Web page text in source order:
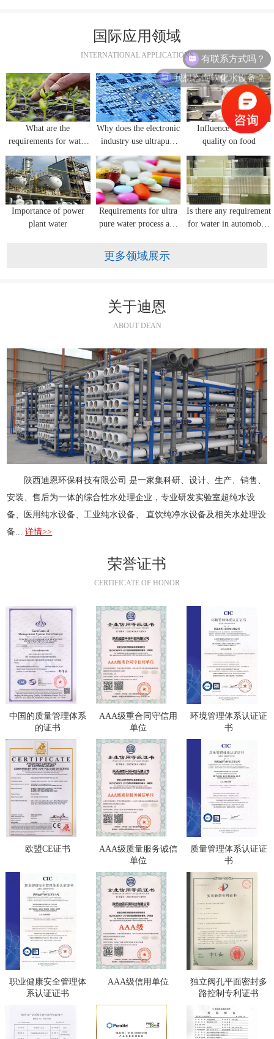
国际应用领域
INTERNATIONAL APPLICATIONS
What are the
requirements for water
quality in flower
seedling cultivation?
Why does the electronic
industry use ultrapure
water equipment?
Influence of water
quality on food
Importance of power
plant water
Requirements for ultra
pure water process and
pharmaceutical industry
Is there any requirement
for water in automobile
更多领域展示
关于迪恩
ABOUT DEAN
陕西迪恩环保科技有限公司 是一家集科研、设计、生产、销售、
安装、售后为一体的综合性水处理企业，专业研发实验室超纯水设
备、医用纯水设备、工业纯水设备、 直饮纯净水设备及相关水处理设
备...详情>>
荣誉证书
CERTIFICATE OF HONOR
中国的质量管理体系
的证书
AAA级重合同守信用
单位
环境管理体系认证证
书
欧盟CE证书
AAA级质量服务诚信
单位
质量管理体系认证证
书
职业健康安全管理体
系认证证书
AAA级信用单位
独立阀孔平面密封多
路控制专利证书
我想咨询软化水设备？